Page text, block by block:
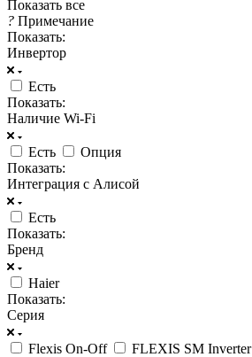
Показать все
? Примечание
Показать:
Инвертор
Есть
Показать:
Наличие Wi-Fi
Есть
Опция
Показать:
Интеграция с Алисой
Есть
Показать:
Бренд
Haier
Показать:
Серия
Flexis On-Off
FLEXIS SM Inverter